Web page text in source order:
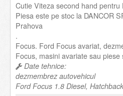
Cutie Viteza second hand
Piesa este pe stoc la DANCOR
Prahova
.
Focus. Ford Focus avariat,
Focus, masini avariate sau
Date tehnice:
dezmembrez autovehicul
Ford Focus 1.8 Diesel,